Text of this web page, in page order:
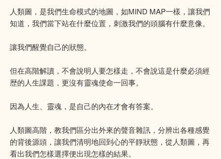
人類圖，是我們生命模式的地圖，如MIND MAP一樣，讓我們
知道，我們當下站在什麼位置，刺激我們的頭腦有什麼意像。
讓我們醒覺自己的狀態。
但在高階解讀，不會說明人要怎樣走，不會說這是什麼必須經
歴的人生課題，更沒有靈魂使命一回事。
因為人生、靈魂，是自己的內在才會有答案。
人類圖高階，教我們區分出外來的聲音雜訊，分辨出各種感覺
的背後源頭，讓我們清明地回到心的平靜狀態，從人類圖，再
看出我們怎樣選擇便出現怎樣的結果。